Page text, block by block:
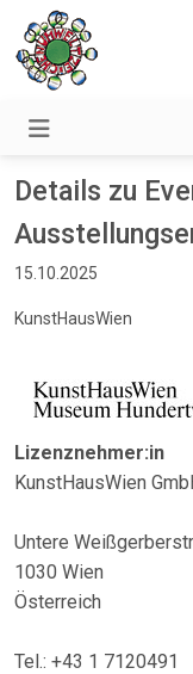
Details zu
15.10.2025
KunstHausWien
Lizenznehmer:in
KunstHausWien
Untere
1030 Wien
Österreich
Tel.: +43 1 7120491